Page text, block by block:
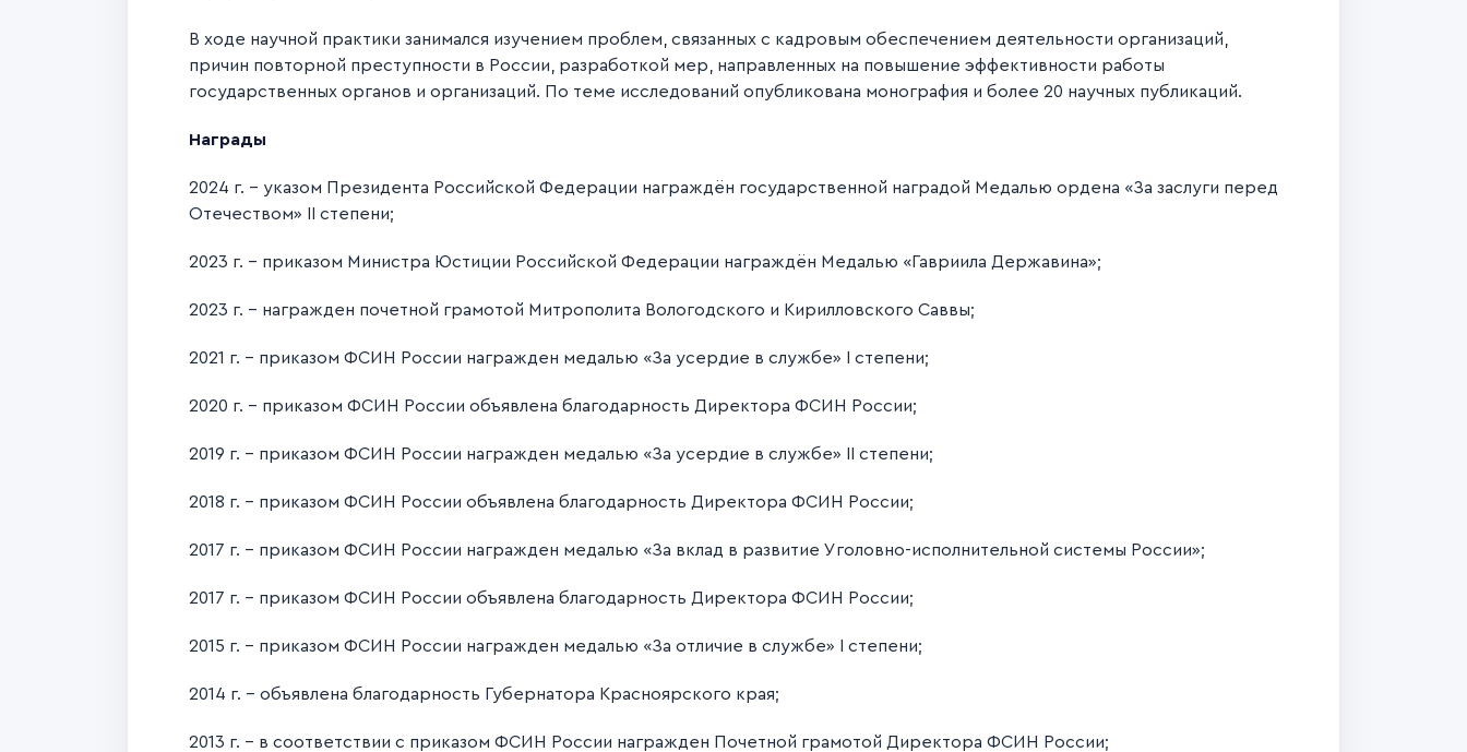
В ходе научной практики занимался изучением проблем, связанных с кадровым обеспечением деятельности организаций,
причин повторной преступности в России, разработкой мер, направленных на повышение эффективности работы
государственных органов и организаций. По теме исследований опубликована монография и более 20 научных публикаций.
Награды
2024 г. – указом Президента Российской Федерации награждён государственной наградой Медалью ордена «За заслуги перед
Отечеством» II степени;
2023 г. - приказом Министра Юстиции Российской Федерации награждён Медалью «Гавриила Державина»;
2023 г. - награжден почетной грамотой Митрополита Вологодского и Кирилловского Саввы;
2021 г. - приказом ФСИН России награжден медалью «За усердие в службе» I степени;
2020 г. - приказом ФСИН России объявлена благодарность Директора ФСИН России;
2019 г. - приказом ФСИН России награжден медалью «За усердие в службе» II степени;
2018 г. - приказом ФСИН России объявлена благодарность Директора ФСИН России;
2017 г. - приказом ФСИН России награжден медалью «За вклад в развитие Уголовно-исполнительной системы России»;
2017 г. - приказом ФСИН России объявлена благодарность Директора ФСИН России;
2015 г. - приказом ФСИН России награжден медалью «За отличие в службе» I степени;
2014 г. - объявлена благодарность Губернатора Красноярского края;
2013 г. – в соответствии с приказом ФСИН России награжден Почетной грамотой Директора ФСИН России;